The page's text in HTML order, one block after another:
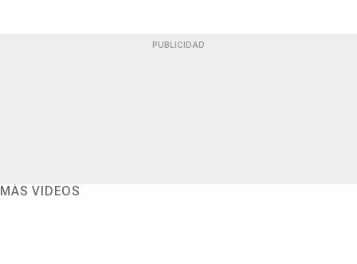
PUBLICIDAD
MÁS VIDEOS